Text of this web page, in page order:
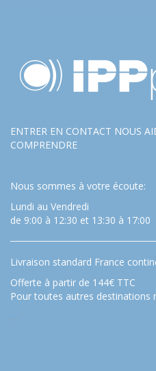
ENTRER EN CONTACT NOUS
COMPRENDRE
Nous sommes à votre écoute:
Lundi au Vendredi
de 9:00 à 12:30 et 13:30 à 17:00
Livraison standard France
Offerte à partir de 144€ TTC
Pour toutes autres destinations
…